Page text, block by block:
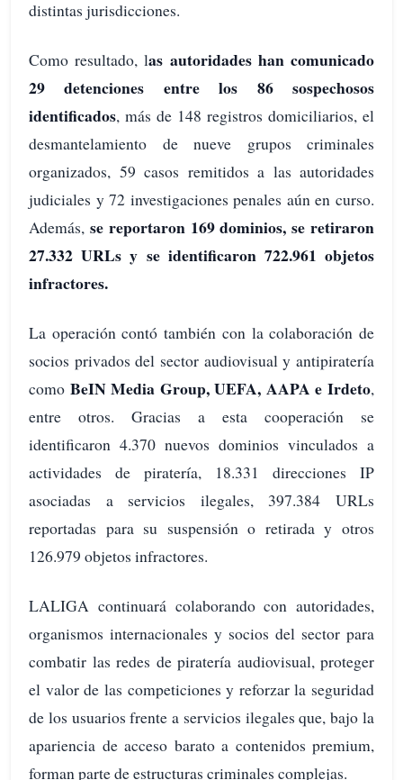
distintas jurisdicciones.
Como resultado, las autoridades han comunicado
29 detenciones entre los 86 sospechosos
identificados, más de 148 registros domiciliarios, el
desmantelamiento de nueve grupos criminales
organizados, 59 casos remitidos a las autoridades
judiciales y 72 investigaciones penales aún en curso.
Además, se reportaron 169 dominios, se retiraron
27.332 URLs y se identificaron 722.961 objetos
infractores.
La operación contó también con la colaboración de
socios privados del sector audiovisual y antipiratería
como BeIN Media Group, UEFA, AAPA e Irdeto,
entre otros. Gracias a esta cooperación se
identificaron 4.370 nuevos dominios vinculados a
actividades de piratería, 18.331 direcciones IP
asociadas a servicios ilegales, 397.384 URLs
reportadas para su suspensión o retirada y otros
126.979 objetos infractores.
LALIGA continuará colaborando con autoridades,
organismos internacionales y socios del sector para
combatir las redes de piratería audiovisual, proteger
el valor de las competiciones y reforzar la seguridad
de los usuarios frente a servicios ilegales que, bajo la
apariencia de acceso barato a contenidos premium,
forman parte de estructuras criminales complejas.